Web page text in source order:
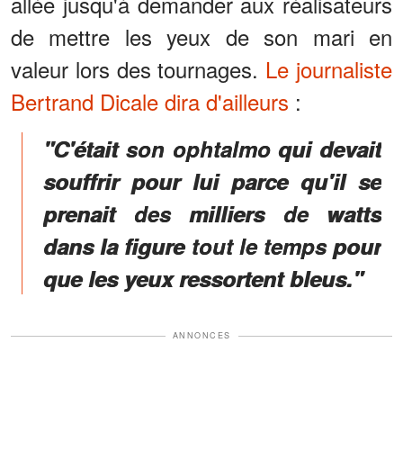
de mettre les yeux de son mari en
valeur lors des tournages. Le journaliste
Bertrand Dicale dira d'ailleurs :
"C'était son ophtalmo qui devait
souffrir pour lui parce qu'il se
prenait des milliers de watts
dans la figure tout le temps pour
que les yeux ressortent bleus."
ANNONCES